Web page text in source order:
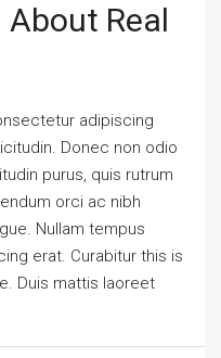
About Real
adipiscing
Donec non odio
purus, quis rutrum
orci ac nibh
Nullam tempus
erat. Curabitur this is
Duis mattis laoreet